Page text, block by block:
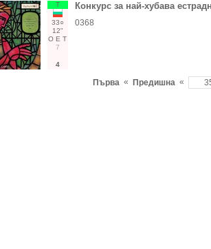
Т
33○
12"
О Е Т
7
4
Конкурс за най-хубава
0368
Първа « Предишна «